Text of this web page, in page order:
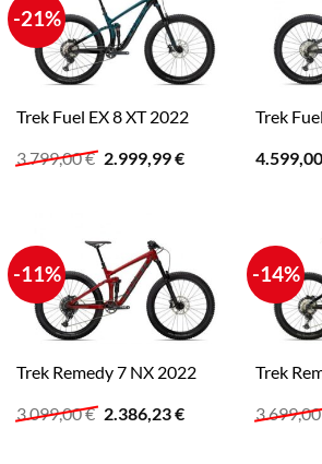
-21%
Trek Fuel EX 8 XT 2022
3.799,00€ Ursprünglicher
2.999,99€Aktueller
Trek
4.599,00
-11%
Trek Remedy 7 NX 2022
3.099,00€ Ursprünglicher
2.386,23€Aktueller
-14%
Trek